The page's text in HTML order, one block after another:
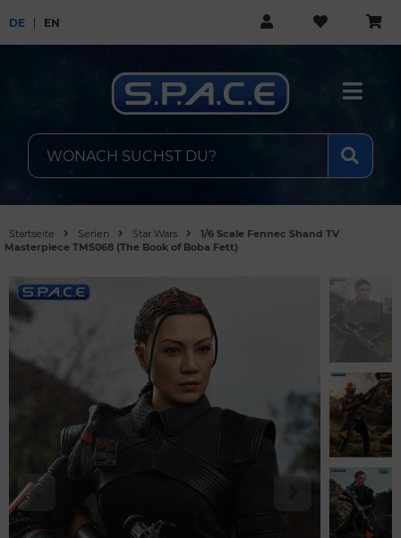
DE EN
Startseite Serien Star Wars
1/6 Scale Fennec Shand TV
Masterpiece TMS068 (The Book of Boba Fett)